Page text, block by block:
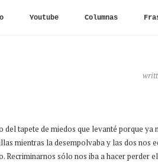
Youtube Columnas
del tapete de miedos que levanté porque ya
mientras la desempolvaba y las dos nos
Recriminarnos sólo nos iba a hacer perder